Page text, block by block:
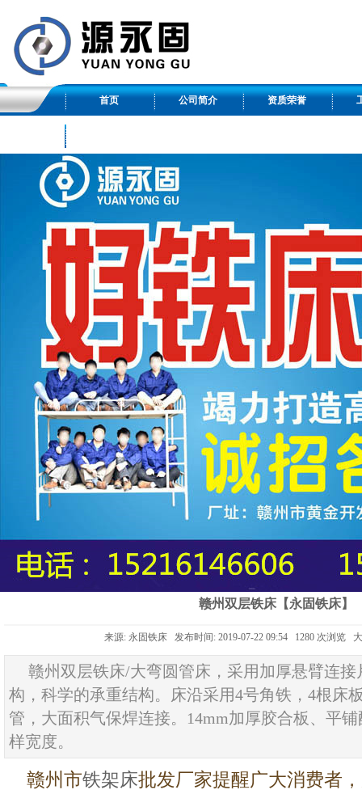
首页 公司简介 资质荣誉
赣州双层铁床【永固铁床】
来源: 永固铁床 发布时间: 2019-07-22 09:54 1280 次浏览
赣州双层铁床/大弯圆管床，采用加厚悬臂连
构，科学的承重结构。床沿采用4号角铁，4根床
管，大面积气保焊连接。14mm加厚胶合板、平
样宽度。
赣州市铁架床批发厂家提醒广大消费者